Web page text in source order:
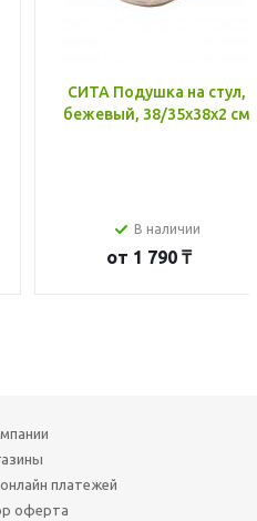
СИТА Подушка на стул,
бежевый, 38/35x38x2 см
В наличии
от 1 790 ₸
платежей
оферта